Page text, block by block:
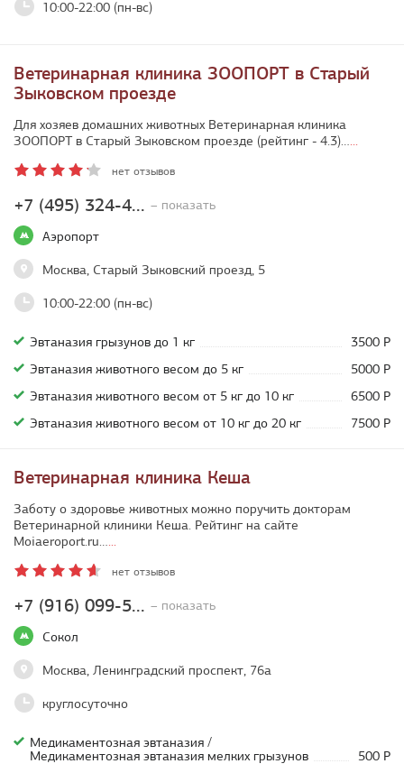
10:00-22:00 (пн-вс)
Ветеринарная клиника ЗООПОРТ в Старый
Зыковском проезде
+7 (495) 324-4... – показать
Аэропорт
Москва, Старый Зыковский проезд, 5
10:00-22:00 (пн-вс)
Для хозяев домашних животных Ветеринарная клиника
ЗООПОРТ в Старый Зыковском проезде (рейтинг - 4.3)…...
нет отзывов
Эвтаназия грызунов до 1 кг
3500 Р
Эвтаназия животного весом до 5 кг
5000 Р
Эвтаназия животного весом от 5 кг до 10 кг
6500 Р
Эвтаназия животного весом от 10 кг до 20 кг
7500 Р
Ветеринарная клиника Кеша
+7 (916) 099-5... – показать
Сокол
Москва, Ленинградский проспект, 76а
круглосуточно
Заботу о здоровье животных можно поручить докторам
Ветеринарной клиники Кеша. Рейтинг на сайте
Moiaeroport.ru…...
нет отзывов
Медикаментозная эвтаназия /
Медикаментозная эвтаназия мелких грызунов
500 Р